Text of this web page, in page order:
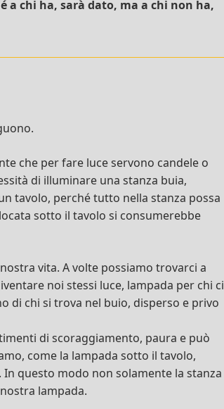
a chi ha, sarà dato, ma a chi non ha,
che per fare luce servono candele o
di illuminare una stanza buia,
tavolo, perché tutto nella stanza possa
sotto il tavolo si consumerebbe
vita. A volte possiamo trovarci a
noi stessi luce, lampada per chi ci
di chi si trova nel buio, disperso e privo
di scoraggiamento, paura e può
come la lampada sotto il tavolo,
questo modo non solamente la stanza
lampada.